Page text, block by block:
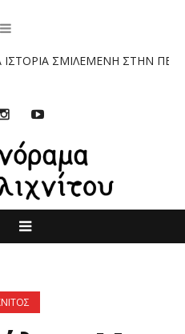
ΣΤΗΝ ΠΕΤΡΑ” ΤΩΝ